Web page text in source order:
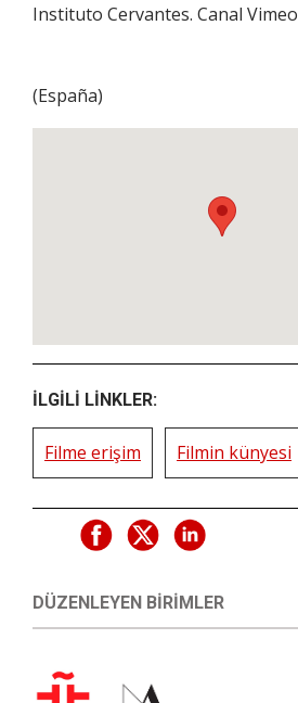
Instituto Cervantes. Canal Vimeo
(España)
İLGILI LINKLER:
Filme erişim Filmin künyesi
DÜZENLEYEN BIRIMLER